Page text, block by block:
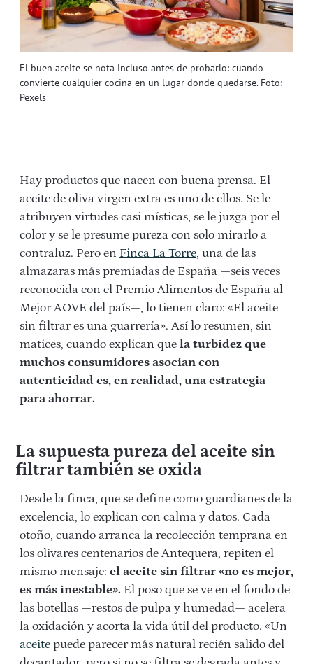
El buen aceite se nota incluso antes de probarlo: cuando
convierte cualquier cocina en un lugar donde quedarse. Foto:
Pexels
Hay productos que nacen con buena prensa. El
aceite de oliva virgen extra es uno de ellos. Se le
atribuyen virtudes casi místicas, se le juzga por el
color y se le presume pureza con solo mirarlo a
contraluz. Pero en Finca La Torre, una de las
almazaras más premiadas de España —seis veces
reconocida con el Premio Alimentos de España al
Mejor AOVE del país—, lo tienen claro: «El aceite
sin filtrar es una guarrería». Así lo resumen, sin
matices, cuando explican que la turbidez que
muchos consumidores asocian con
autenticidad es, en realidad, una estrategia
para ahorrar.
La supuesta pureza del aceite sin
filtrar también se oxida
Desde la finca, que se define como guardianes de la
excelencia, lo explican con calma y datos. Cada
otoño, cuando arranca la recolección temprana en
los olivares centenarios de Antequera, repiten el
mismo mensaje: el aceite sin filtrar «no es mejor,
es más inestable». El poso que se ve en el fondo de
las botellas —restos de pulpa y humedad— acelera
la oxidación y acorta la vida útil del producto. «Un
aceite puede parecer más natural recién salido del